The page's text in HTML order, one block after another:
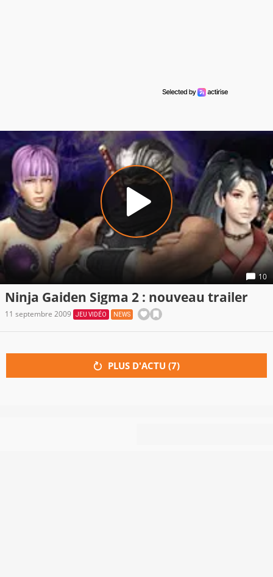
10
Ninja Gaiden Sigma 2 : nouveau trailer
11 septembre 2009 JEU VIDÉO NEWS
PLUS D'ACTU (7)